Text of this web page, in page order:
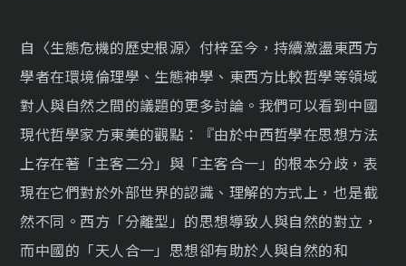
自〈生態危機的歷史根源〉付梓至今，持續激盪東西方
學者在環境倫理學、生態神學、東西方比較哲學等領域
對人與自然之間的議題的更多討論。我們可以看到中國
現代哲學家方東美的觀點：『由於中西哲學在思想方法
上存在著「主客二分」與「主客合一」的根本分歧，表
現在它們對於外部世界的認識、理解的方式上，也是截
然不同。西方「分離型」的思想導致人與自然的對立，
而中國的「天人合一」思想卻有助於人與自然的和